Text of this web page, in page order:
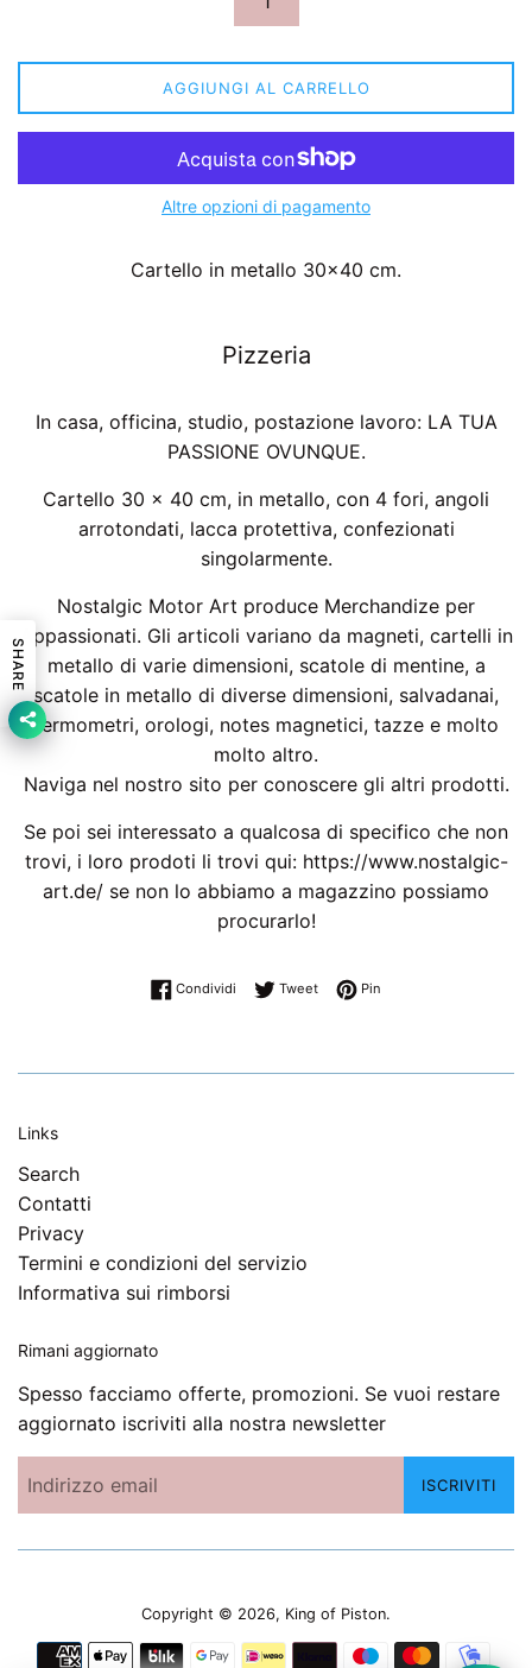
AGGIUNGI AL CARRELLO
Altre opzioni di pagamento
Cartello in metallo 30x40 cm.
Pizzeria
In casa, officina, studio, postazione lavoro: LA TUA
PASSIONE OVUNQUE.
Cartello 30 x 40 cm, in metallo, con 4 fori, angoli
arrotondati, lacca protettiva, confezionati
singolarmente.
Nostalgic Motor Art produce Merchandize per
Appassionati. Gli articoli variano da magneti, cartelli in
metallo di varie dimensioni, scatole di mentine, a
scatole in metallo di diverse dimensioni, salvadanai,
termometri, orologi, notes magnetici, tazze e molto
molto altro.
Naviga nel nostro sito per conoscere gli altri prodotti.
Se poi sei interessato a qualcosa di specifico che non
trovi, i loro prodoti li trovi qui: https://www.nostalgic-
art.de/ se non lo abbiamo a magazzino possiamo
procurarlo!
Condividi Condividi su Facebook
TweetTwitta su Twitter
Pin
Links
Search
Contatti
Privacy
Termini e condizioni del servizio
Informativa sui rimborsi
Rimani aggiornato
Spesso facciamo offerte, promozioni. Se vuoi restare
aggiornato iscriviti alla nostra newsletter
ISCRIVITI
Copyright © 2026, King of Piston.
Modalità
SHARE